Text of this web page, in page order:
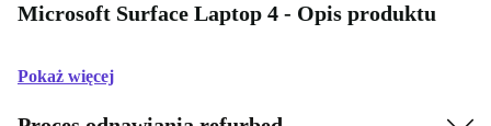
Microsoft Surface Laptop 4 - Opis produktu
Pokaż więcej